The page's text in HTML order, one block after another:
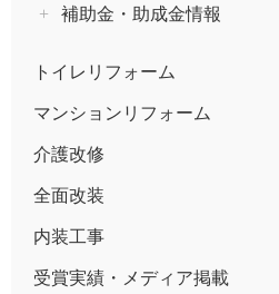
補助金・助成金情報
トイレリフォーム
マンションリフォーム
介護改修
全面改装
内装工事
受賞実績・メディア掲載